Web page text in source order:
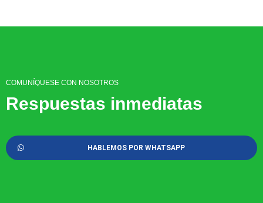
COMUNÍQUESE CON NOSOTROS
Respuestas inmediatas
HABLEMOS POR WHATSAPP